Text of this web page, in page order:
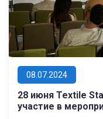
08.07.2024
28 июня Textile
участие в